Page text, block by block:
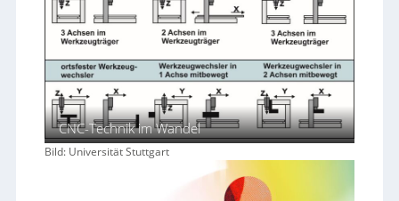
CNC-Technik im Wandel
Bild: Universität Stuttgart